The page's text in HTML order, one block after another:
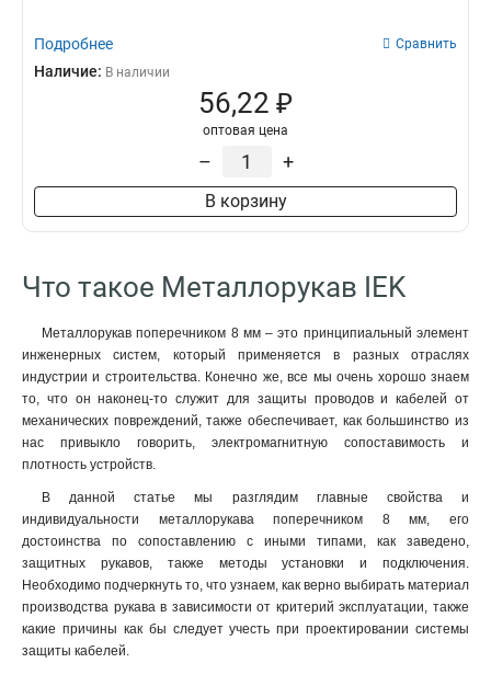
Подробнее Сравнить
Наличие: В наличии
56,22 ₽
оптовая цена
– +
В корзину
Что такое Металлорукав IEK
Металлорукав поперечником 8 мм – это принципиальный элемент
инженерных систем, который применяется в разных отраслях
индустрии и строительства. Конечно же, все мы очень хорошо знаем
то, что он наконец-то служит для защиты проводов и кабелей от
механических повреждений, также обеспечивает, как большинство из
нас привыкло говорить, электромагнитную сопоставимость и
плотность устройств.
В данной статье мы разглядим главные свойства и
индивидуальности металлорукава поперечником 8 мм, его
достоинства по сопоставлению с иными типами, как заведено,
защитных рукавов, также методы установки и подключения.
Необходимо подчеркнуть то, что узнаем, как верно выбирать материал
производства рукава в зависимости от критерий эксплуатации, также
какие причины как бы следует учесть при проектировании системы
защиты кабелей.